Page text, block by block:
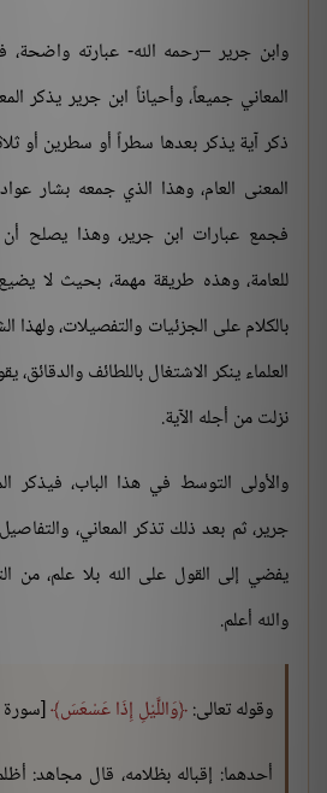
وابن جرير –رحمه الله- عبارته
المعاني جميعاً، وأحياناً ابن جرير يذكر
ذكر آية يذكر بعدها سطراً أو سطرين أو
المعنى العام، وهذا الذي جمعه بشار
فجمع عبارات ابن جرير، وهذا يصلح أن
للعامة، وهذه طريقة مهمة، بحيث لا
بالكلام على الجزئيات والتفصيلات،
العلماء ينكر الاشتغال باللطائف
نزلت من أجله الآية.
والأولى التوسط في هذا الباب، فيذكر
جرير، ثم بعد ذلك تذكر المعاني،
يفضي إلى القول على الله بلا علم، من
والله أعلم.
وقوله تعالى: وَاللَّيْلِ إِذَا عَسْعَسَ [سورة
أحدهما: إقباله بظلامه، قال مجاهد: